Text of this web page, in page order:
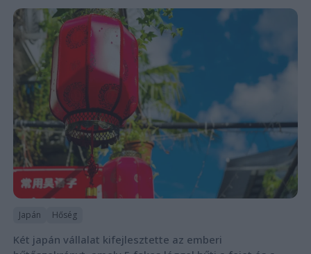
Japán Hőség
Két japán vállalat kifejlesztette az emberi